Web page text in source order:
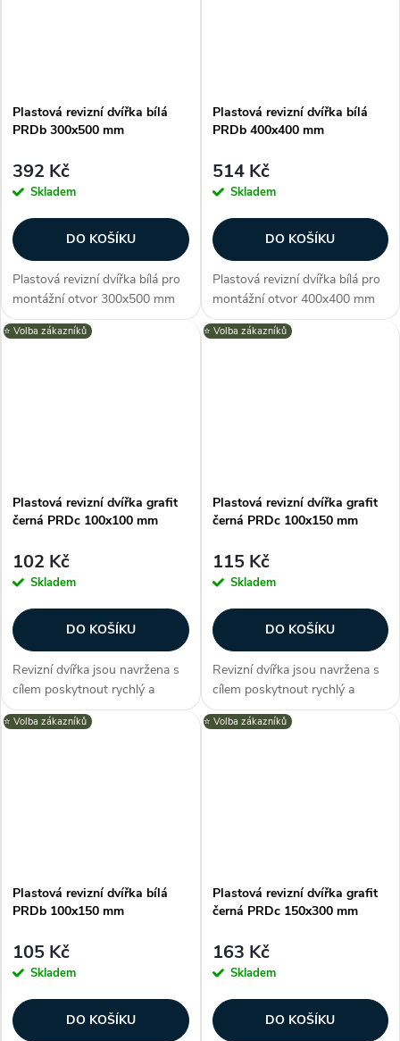
Plastová revizní dvířka bílá
PRDb 300x500 mm
392 Kč
Skladem
DO KOŠÍKU
Plastová revizní dvířka bílá pro
montážní otvor 300x500 mm
nabízí snadný a elegantní
přístup k skrytým instalacím za
Plastová revizní dvířka bílá
PRDb 400x400 mm
514 Kč
Skladem
DO KOŠÍKU
Plastová revizní dvířka bílá pro
montážní otvor 400x400 mm
nabízí snadný a elegantní
přístup k skrytým instalacím za
⭐️ Volba zákazníků
Plastová revizní dvířka grafit
černá PRDc 100x100 mm
102 Kč
Skladem
DO KOŠÍKU
Revizní dvířka jsou navržena s
cílem poskytnout rychlý a
efektivní způsob inspekce,
údržby a oprav. Dvířka série
⭐️ Volba zákazníků
Plastová revizní dvířka grafit
černá PRDc 100x150 mm
115 Kč
Skladem
DO KOŠÍKU
Revizní dvířka jsou navržena s
cílem poskytnout rychlý a
efektivní způsob inspekce,
údržby a oprav. Dvířka série
⭐️ Volba zákazníků
Plastová revizní dvířka bílá
PRDb 100x150 mm
105 Kč
Skladem
DO KOŠÍKU
⭐️ Volba zákazníků
Plastová revizní dvířka grafit
černá PRDc 150x300 mm
163 Kč
Skladem
DO KOŠÍKU